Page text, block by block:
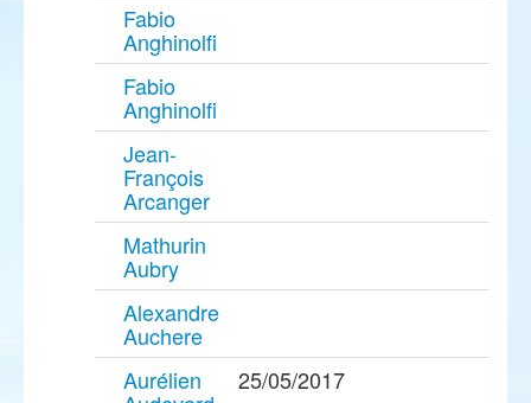
Fabio
Anghinolfi
Fabio
Anghinolfi
Jean-
François
Arcanger
Mathurin
Aubry
Alexandre
Auchere
Aurélien
25/05/2017